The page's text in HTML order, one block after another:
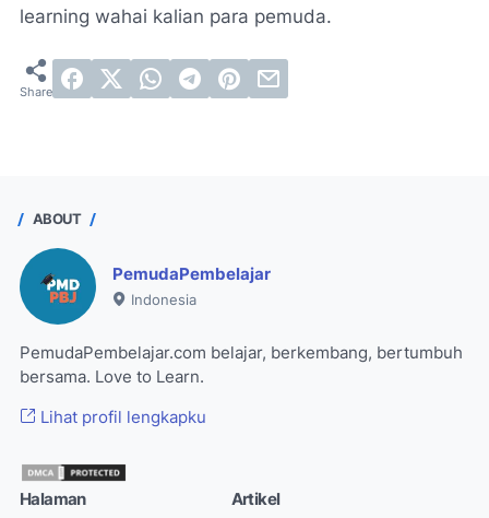
learning wahai kalian para pemuda.
ABOUT
PemudaPembelajar
Indonesia
PemudaPembelajar.com belajar, berkembang, bertumbuh
bersama. Love to Learn.
Lihat profil lengkapku
Halaman Artikel